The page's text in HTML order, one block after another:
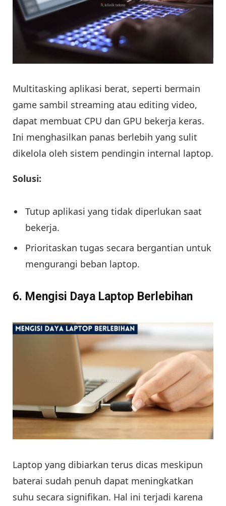
Multitasking aplikasi berat, seperti bermain
game sambil streaming atau editing video,
dapat membuat CPU dan GPU bekerja keras.
Ini menghasilkan panas berlebih yang sulit
dikelola oleh sistem pendingin internal laptop.
Solusi:
Tutup aplikasi yang tidak diperlukan saat
bekerja.
Prioritaskan tugas secara bergantian untuk
mengurangi beban laptop.
6. Mengisi Daya Laptop Berlebihan
Laptop yang dibiarkan terus dicas meskipun
baterai sudah penuh dapat meningkatkan
suhu secara signifikan. Hal ini terjadi karena